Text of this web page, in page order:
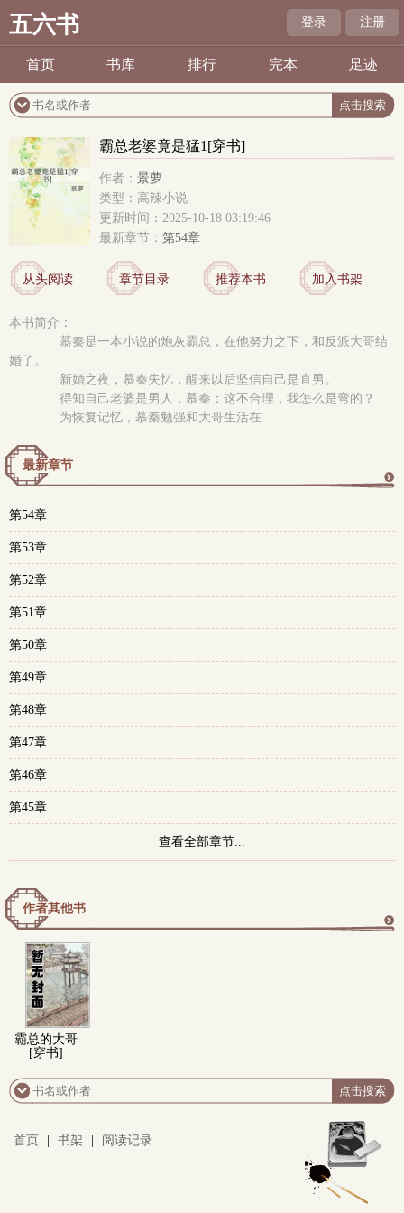
五六书 登录 注册
首页 书库 排行 完本 足迹
霸总老婆竟是猛1[穿书]
作者： 景萝
类型：高辣小说
更新时间：2025-10-18 03:19:46
最新章节： 第54章
从头阅读 章节目录 推荐本书 加入书架
本书简介：
慕秦是一本小说的炮灰霸总，在他努力之下，和反派大哥结
婚了。
新婚之夜，慕秦失忆，醒来以后坚信自己是直男。
得知自己老婆是男人，慕秦：这不合理，我怎么是弯的？
为恢复记忆，慕秦勉强和大哥生活在..
最新章节
第54章
第53章
第52章
第51章
第50章
第49章
第48章
第47章
第46章
第45章
查看全部章节...
作者其他书
霸总的大哥
[穿书]
首页 书架 阅读记录